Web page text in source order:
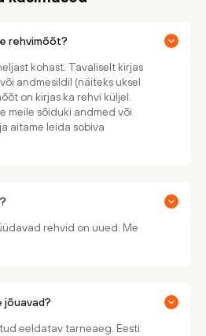
rehvimõõt?
kohast. Tavaliselt kirjas
andmesildil (näiteks uksel
on kirjas ka rehvi küljel.
meile sõiduki andmed või
aitame leida sobiva
rehvid on uued. Me
jõuavad?
eeldatav tarneaeg. Eesti